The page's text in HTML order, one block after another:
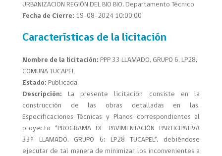
URBANIZACION REGIÓN DEL BIO BIO, Departamento Técnico
Fecha de Cierre: 19-08-2024 10:00:00
Características de la licitación
Nombre de la licitación: PPP 33 LLAMADO, GRUPO 6, LP28,
COMUNA TUCAPEL
Estado: Publicada
Descripción: La presente licitación consiste en la
construcción de las obras detalladas en las,
Especificaciones Técnicas y Planos correspondientes al
proyecto “PROGRAMA DE PAVIMENTACIÓN PARTICIPATIVA
33° LLAMADO, GRUPO 6: LP28 TUCAPEL”, debiéndose
ejecutar de tal manera de minimizar los inconvenientes a